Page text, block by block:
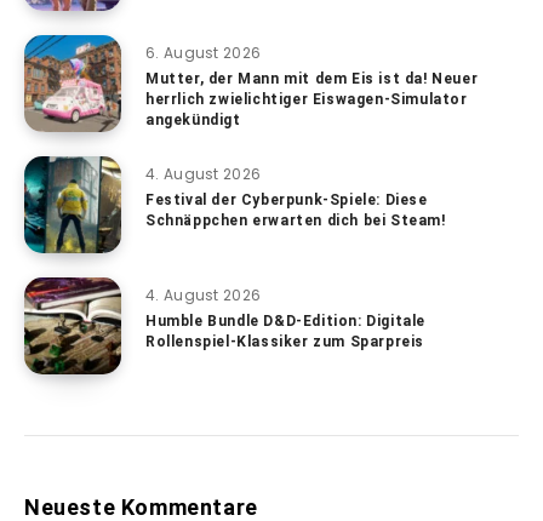
6. August 2026
Mutter, der Mann mit dem Eis ist da! Neuer
herrlich zwielichtiger Eiswagen-Simulator
angekündigt
4. August 2026
Festival der Cyberpunk-Spiele: Diese
Schnäppchen erwarten dich bei Steam!
4. August 2026
Humble Bundle D&D-Edition: Digitale
Rollenspiel-Klassiker zum Sparpreis
Neueste Kommentare